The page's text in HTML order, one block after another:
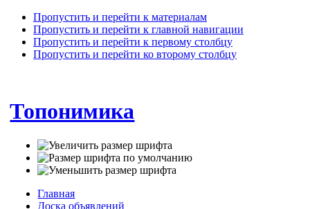
Пропустить и перейти к материалам
Пропустить и перейти к главной навигации
Пропустить и перейти к первому столбцу
Пропустить и перейти ко второму столбцу
Топонимика
Главная
Доска объявлений